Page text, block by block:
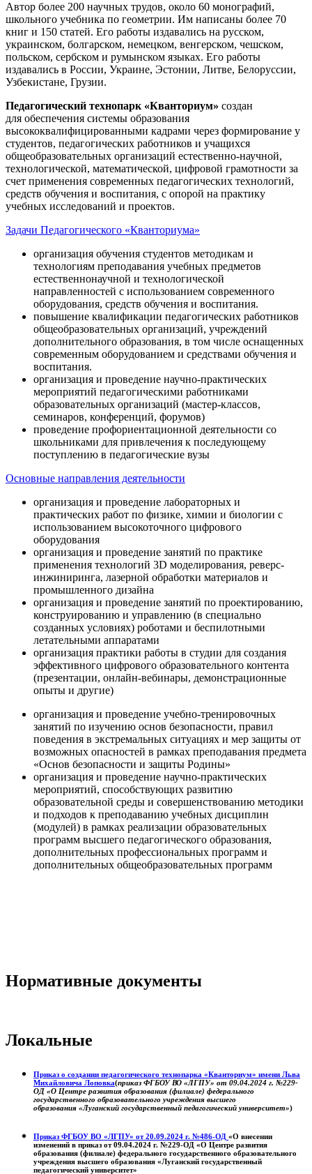
Автор более 200 научных трудов, около 60 монографий,
школьного учебника по геометрии. Им написаны более 70
книг и 150 статей. Его работы издавались на русском,
украинском, болгарском, немецком, венгерском, чешском,
польском, сербском и румынском языках. Его работы
издавались в России, Украине, Эстонии, Литве, Белоруссии,
Узбекистане, Грузии.
Педагогический технопарк «Кванториум» создан
для обеспечения системы образования
высококвалифицированными кадрами через формирование у
студентов, педагогических работников и учащихся
общеобразовательных организаций естественно-научной,
технологической, математической, цифровой грамотности за
счет применения современных педагогических технологий,
средств обучения и воспитания, с опорой на практику
учебных исследований и проектов.
Задачи Педагогического «Кванториума»
организация обучения студентов методикам и
технологиям преподавания учебных предметов
естественнонаучной и технологической
направленностей с использованием современного
оборудования, средств обучения и воспитания.
повышение квалификации педагогических работников
общеобразовательных организаций, учреждений
дополнительного образования, в том числе оснащенных
современным оборудованием и средствами обучения и
воспитания.
организация и проведение научно-практических
мероприятий педагогическими работниками
образовательных организаций (мастер-классов,
семинаров, конференций, форумов)
проведение профориентационной деятельности со
школьниками для привлечения к последующему
поступлению в педагогические вузы
Основные направления деятельности
организация и проведение лабораторных и
практических работ по физике, химии и биологии с
использованием высокоточного цифрового
оборудования
организация и проведение занятий по практике
применения технологий 3D моделирования, реверс-
инжиниринга, лазерной обработки материалов и
промышленного дизайна
организация и проведение занятий по проектированию,
конструированию и управлению (в специально
созданных условиях) роботами и беспилотными
летательными аппаратами
организация практики работы в студии для создания
эффективного цифрового образовательного контента
(презентации, онлайн-вебинары, демонстрационные
опыты и другие)
организация и проведение учебно-тренировочных
занятий по изучению основ безопасности, правил
поведения в экстремальных ситуациях и мер защиты от
возможных опасностей в рамках преподавания предмета
«Основ безопасности и защиты Родины»
организация и проведение научно-практических
мероприятий, способствующих развитию
образовательной среды и совершенствованию методики
и подходов к преподаванию учебных дисциплин
(модулей) в рамках реализации образовательных
программ высшего педагогического образования,
дополнительных профессиональных программ и
дополнительных общеобразовательных программ
Нормативные документы
Локальные
Приказ о создании педагогического технопарка «Кванториум» имени Льва
Михайловича Лоповка(приказ ФГБОУ ВО «ЛГПУ» от 09.04.2024 г. №229-
ОД «О Центре развития образования (филиале) федерального
государственного образовательного учреждения высшего
образования «Луганский государственный педагогический университет»)
Приказ ФГБОУ ВО «ЛГПУ» от 20.09.2024 г. №486-ОД «О внесении
изменений в приказ от 09.04.2024 г. №229-ОД «О Центре развития
образования (филиале) федерального государственного образовательного
учреждения высшего образования «Луганский государственный
педагогический университет»